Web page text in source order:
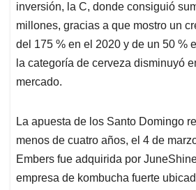
inversión, la C, donde consiguió
millones, gracias a que mostro un
del 175 % en el 2020 y de un 50 %
la categoría de cerveza disminuyó
mercado.
La apuesta de los Santo Domingo
menos de cuatro años, el 4 de
Embers fue adquirida por
empresa de kombucha fuerte